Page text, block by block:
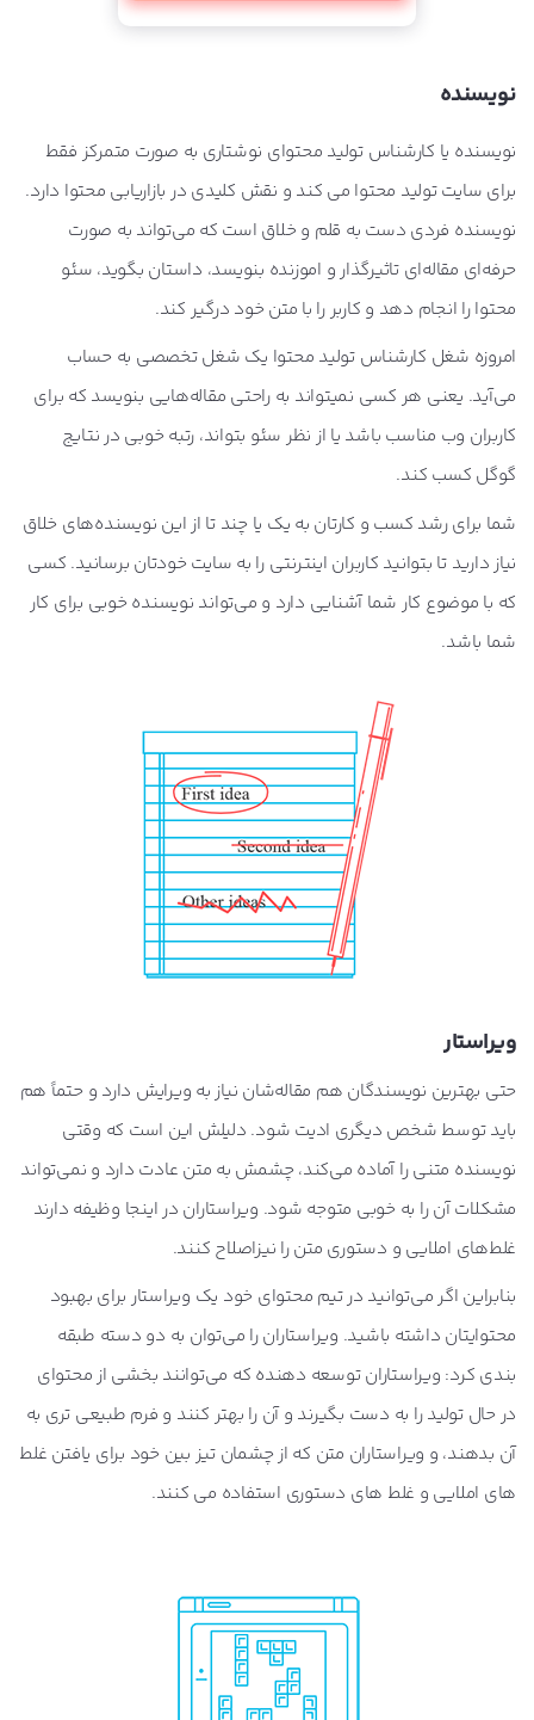
نویسنده
نویسنده یا کارشناس تولید محتوای نوشتاری به صورت متمرکز فقط
برای سایت تولید محتوا می کند و نقش کلیدی در بازاریابی محتوا دارد.
نویسنده فردی دست به قلم و خلاق است که می‌تواند به صورت
حرفه‌ای مقاله‌ای تاثیرگذار و اموزنده بنویسد، داستان بگوید، سئو
محتوا را انجام دهد و کاربر را با متن خود درگیر کند.
امروزه شغل کارشناس تولید محتوا یک شغل تخصصی به حساب
می‌آید. یعنی هر کسی نمیتواند به راحتی مقاله‌هایی بنویسد که برای
کاربران وب مناسب باشد یا از نظر سئو بتواند، رتبه خوبی در نتایج
گوگل کسب کند.
شما برای رشد کسب و کارتان به یک یا چند تا از این نویسنده‌های خلاق
نیاز دارید تا بتوانید کاربران اینترنتی را به سایت خودتان برسانید. کسی
که با موضوع کار شما آشنایی دارد و می‌تواند نویسنده خوبی برای کار
شما باشد.
ویراستار
حتی بهترین نویسندگان هم مقاله‌شان نیاز به ویرایش دارد و حتماً هم
باید توسط شخص دیگری ادیت شود. دلیلش این است که وقتی
نویسنده متنی را آماده می‌کند، چشمش به متن عادت دارد و نمی‌تواند
مشکلات آن را به خوبی متوجه شود. ویراستاران در اینجا وظیفه دارند
غلط‌های املایی و دستوری متن را نیزاصلاح کنند.
بنابراین اگر می‌توانید در تیم محتوای خود یک ویراستار برای بهبود
محتوایتان داشته باشید. ویراستاران را می‌توان به دو دسته طبقه
بندی کرد: ویراستاران توسعه دهنده که می‌توانند بخشی از محتوای
در حال تولید را به دست بگیرند و آن را بهتر کنند و فرم طبیعی تری به
آن بدهند، و ویراستاران متن که از چشمان تیز بین خود برای یافتن غلط
های املایی و غلط های دستوری استفاده می کنند.